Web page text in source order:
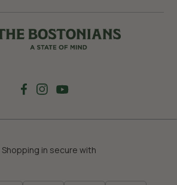
Shopping in secure with